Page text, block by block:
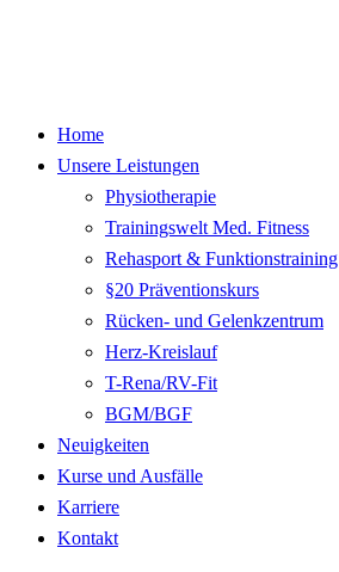
Home
Unsere Leistungen
Physiotherapie
Trainingswelt Med. Fitness
Rehasport & Funktionstraining
§20 Präventionskurs
Rücken- und Gelenkzentrum
Herz-Kreislauf
T-Rena/RV-Fit
BGM/BGF
Neuigkeiten
Kurse und Ausfälle
Karriere
Kontakt